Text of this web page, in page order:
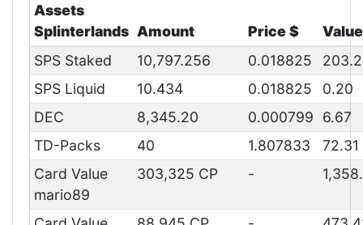
Assets
Splinterlands Amount Price $
SPS Staked
10,797.256 0.018825
SPS Liquid
10.434 0.018825
0.20
DEC
8,345.20 0.000799
6.67
TD-Packs
40 1.807833
72.31
Card Value
mario89
303,325 CP -